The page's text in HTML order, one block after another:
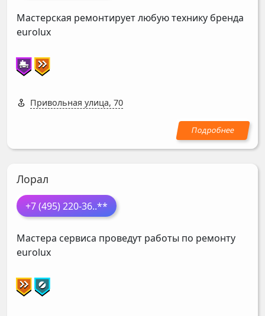
Мастерская ремонтирует любую технику бренда
eurolux
Привольная улица, 70
Лорал
+7 (495) 220-36..**
Мастера сервиса проведут работы по ремонту
eurolux